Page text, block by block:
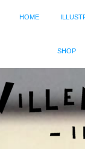
HOME
SHOP